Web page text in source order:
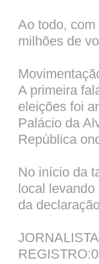
Ao todo,
milhões de
A primeira
eleições foi
Palácio da
República
No início da
local
da